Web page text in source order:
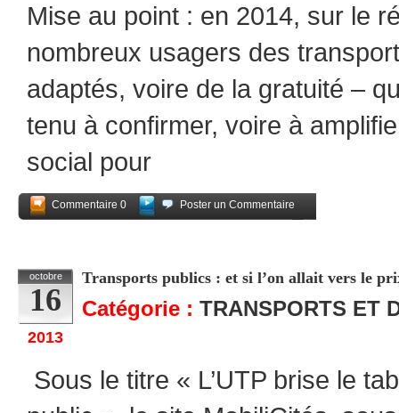
Mise au point : en 2014, sur le
nombreux usagers des
adaptés, voire de la gratuité –
tenu à confirmer, voire à
social pour
Commentaire 0
Poster un Commentaire
octobre
16
2013
Transports publics : et si l’on allait vers le
Catégorie : TRANSPORTS ET
Sous le titre « L’UTP brise le